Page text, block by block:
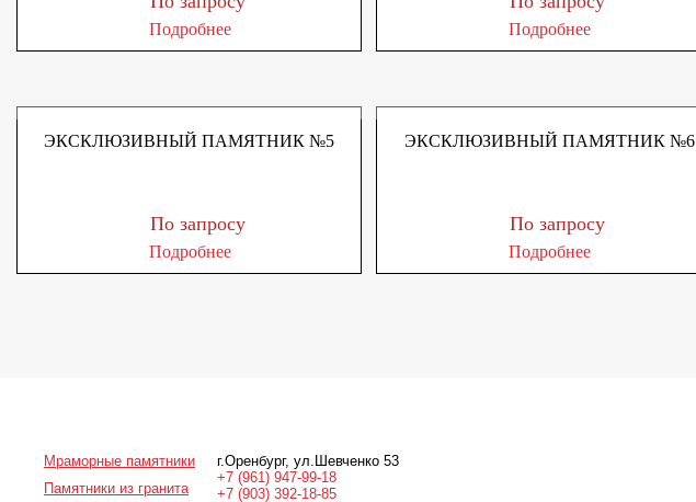
Подробнее Подробнее
ЭКСКЛЮЗИВНЫЙ ПАМЯТНИК №5
По запросу
Подробнее
ЭКСКЛЮЗИВНЫЙ ПАМЯТНИК №6
По запросу
Подробнее
Мраморные памятники
Памятники из гранита
г.Оренбург, ул.Шевченко 53
+7 (961) 947-99-18
+7 (903) 392-18-85